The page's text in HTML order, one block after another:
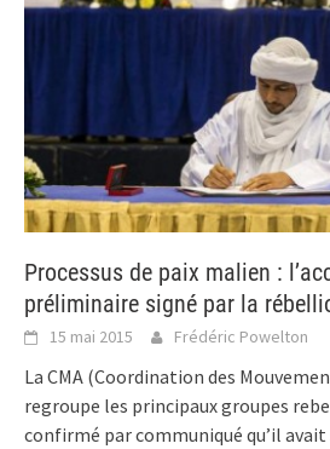
Processus de paix malien :
préliminaire signé par la
15 mai 2015 Frédéric Powelton
La CMA (Coordination des
regroupe les principaux groupes
confirmé par communiqué qu’il